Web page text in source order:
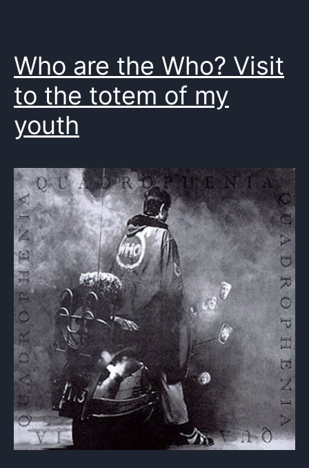
Ming-
liang
UK,
USA,
vidral,
Who are the Who? Visit
to the totem of my
youth